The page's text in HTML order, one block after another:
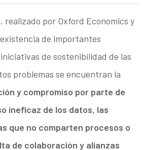
realizado por Oxford Economics y
de importantes
de sostenibilidad de las
problemas se encuentran la
y compromiso por parte de
ineficaz de los datos, las
que no comparten procesos o
de colaboración y alianzas